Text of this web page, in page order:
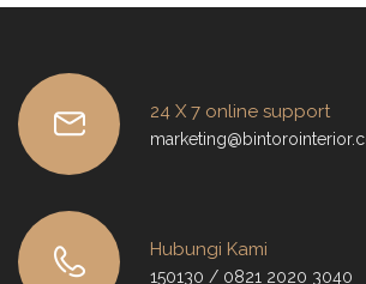
24 X 7 online support
Hubungi Kami
150130 / 0821 2020 3040